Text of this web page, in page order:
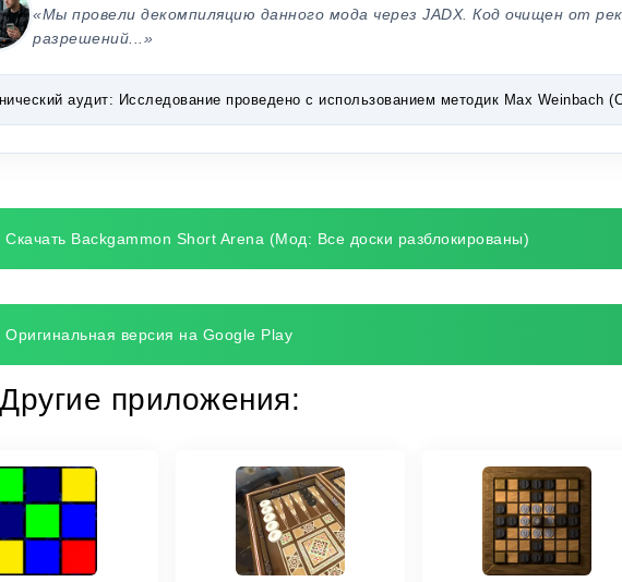
«Мы провели декомпиляцию данного мода через JADX. Код очищен от
разрешений...»
аудит: Исследование проведено с использованием методик Max Weinbach
Скачать Backgammon Short Arena (Мод: Все доски разблокированы)
Оригинальная версия на Google Play
Другие приложения: